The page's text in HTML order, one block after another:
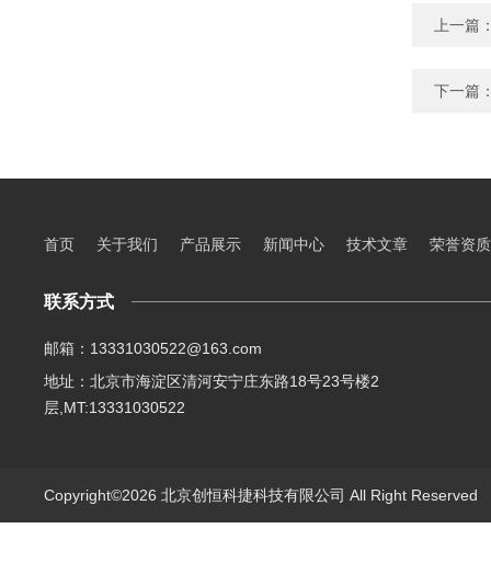
上一篇
下一篇
首页 关于我们 产品展示 新闻中心 技术文章 荣誉资质
联系方式
邮箱：13331030522@163.com
地址：北京市海淀区清河安宁庄东路18号23号楼2
层,MT:13331030522
Copyright©2026 北京创恒科捷科技有限公司 All Right